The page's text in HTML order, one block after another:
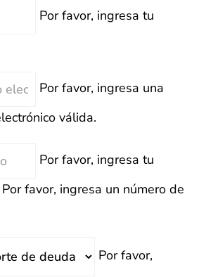
Por favor, ingresa tu
Por favor, ingresa una
válida.
Por favor, ingresa tu
Por favor, ingresa un número de
Por favor,